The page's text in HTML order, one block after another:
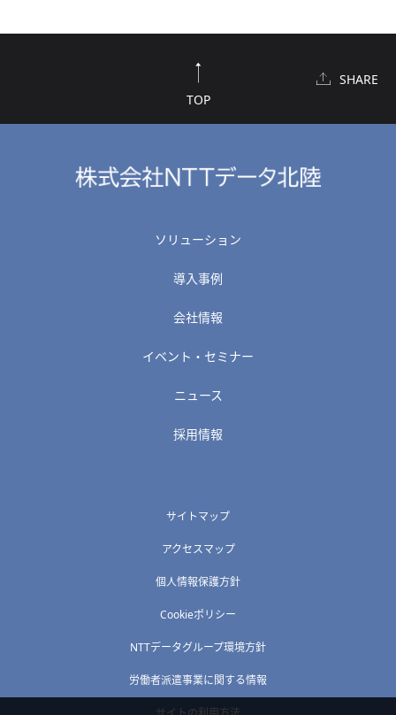
TOP
SHARE
ソリューション
導入事例
会社情報
イベント・セミナー
ニュース
採用情報
サイトマップ
アクセスマップ
個人情報保護方針
Cookieポリシー
NTTデータグループ環境方針
労働者派遣事業に関する情報